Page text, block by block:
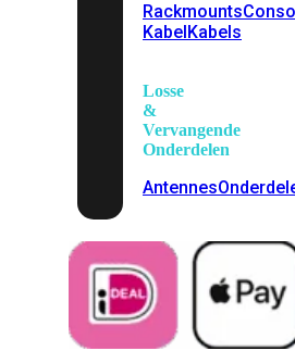
Rackmounts
KabelKabels
Losse
&
Vervangende
Onderdelen
Antennes